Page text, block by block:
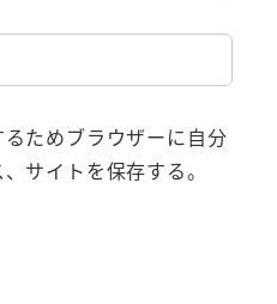
ためブラウザーに自分
サイトを保存する。